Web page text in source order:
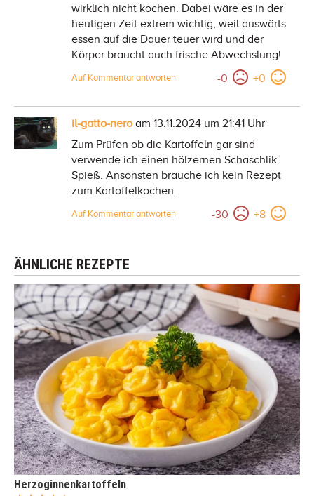
wirklich nicht kochen. Dabei wäre es in der
heutigen Zeit extrem wichtig, weil auswärts
essen auf die Dauer teuer wird und der
Körper braucht auch frische Abwechslung!
-0 +0
Auf Kommentar antworten
il-gatto-nero am 13.11.2024 um 21:41 Uhr
Zum Prüfen ob die Kartoffeln gar sind
verwende ich einen hölzernen Schaschlik-
Spieß. Ansonsten brauche ich kein Rezept
zum Kartoffelkochen.
-30 +8
Auf Kommentar antworten
ÄHNLICHE REZEPTE
Herzoginnenkartoffeln